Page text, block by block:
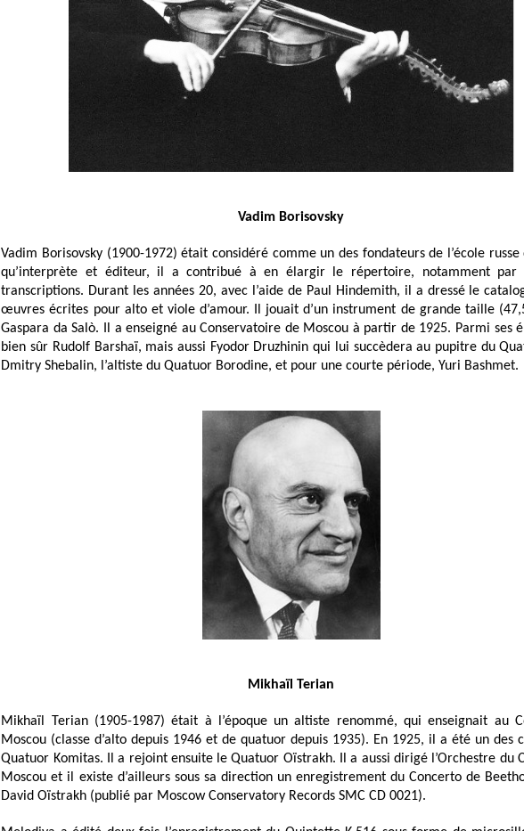
Vadim Borisovsky
Vadim Borisovsky (1900-1972) était considéré comme un des fondateurs de l’école
qu’interprète et éditeur, il a contribué à en élargir le répertoire, notamment par
transcriptions. Durant les années 20, avec l’aide de Paul Hindemith, il a dressé le
œuvres écrites pour alto et viole d’amour. Il jouait d’un instrument de grande taille
Gaspara da Salò. Il a enseigné au Conservatoire de Moscou à partir de 1925. Parmi ses
bien sûr Rudolf Barshaï, mais aussi Fyodor Druzhinin qui lui succèdera au pupitre du
Dmitry Shebalin, l’altiste du Quatuor Borodine, et pour une courte période, Yuri Bashmet.
Mikhaïl Terian
Mikhaïl Terian (1905-1987) était à l’époque un altiste renommé, qui enseignait au
Moscou (classe d’alto depuis 1946 et de quatuor depuis 1935). En 1925, il a été un des
Quatuor Komitas. Il a rejoint ensuite le Quatuor Oïstrakh. Il a aussi dirigé l’Orchestre du
Moscou et il existe d’ailleurs sous sa direction un enregistrement du Concerto de
David Oïstrakh (publié par Moscow Conservatory Records SMC CD 0021).